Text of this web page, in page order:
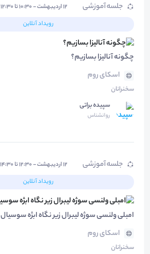
جلسه آموزشی
۱۲ اردیبهشت - ۱۰:۳۰ تا ۱۲:۳۰
رویداد آنلاین
چگونه آنالیزا بسازیم؟
اسکای روم
سخنرانان
سپیده براتی
روانشناس
جلسه آموزشی
۱۲ اردیبهشت - ۱۲:۳۰ تا ۱۴:۳۰
رویداد آنلاین
امبلی ولنسی سوژه لیبرال زیر نگاه ابژه سوسیال
اسکای روم
سخنرانان